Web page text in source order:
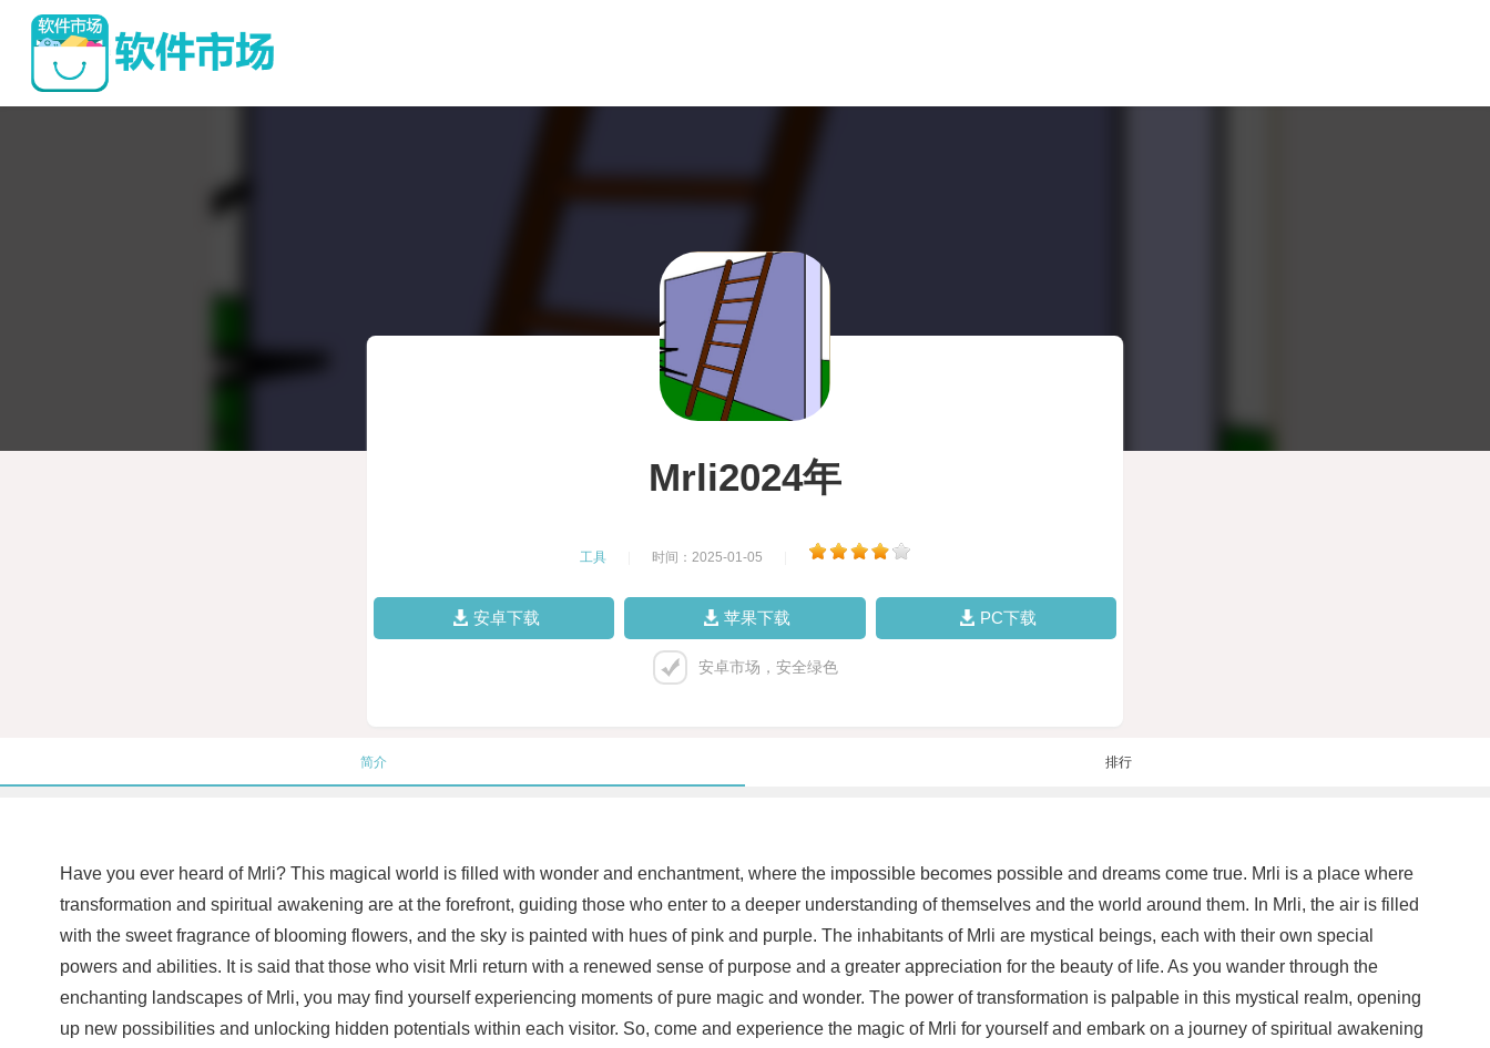
Mrli2024年
工具 时间：2025-01-05
安卓下载 苹果下载 PC下载
安卓市场，安全绿色
简介 排行
Have you ever heard of Mrli? This magical world is filled with wonder and enchantment, where the impossible becomes possible and dreams come true. Mrli is a place where
transformation and spiritual awakening are at the forefront, guiding those who enter to a deeper understanding of themselves and the world around them. In Mrli, the air is filled
with the sweet fragrance of blooming flowers, and the sky is painted with hues of pink and purple. The inhabitants of Mrli are mystical beings, each with their own special
powers and abilities. It is said that those who visit Mrli return with a renewed sense of purpose and a greater appreciation for the beauty of life. As you wander through the
enchanting landscapes of Mrli, you may find yourself experiencing moments of pure magic and wonder. The power of transformation is palpable in this mystical realm, opening
up new possibilities and unlocking hidden potentials within each visitor. So, come and experience the magic of Mrli for yourself and embark on a journey of spiritual awakening